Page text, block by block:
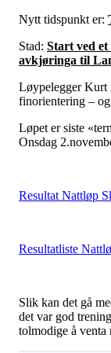
Nytt tidspunkt er:
Stad: Start ved et
avkjøringa til
Løypelegger Kurt
finorientering –
Løpet er siste
Onsdag
Resultat Nattløp
Resultatliste
Slik kan det gå
det var god
tolmodige å venta